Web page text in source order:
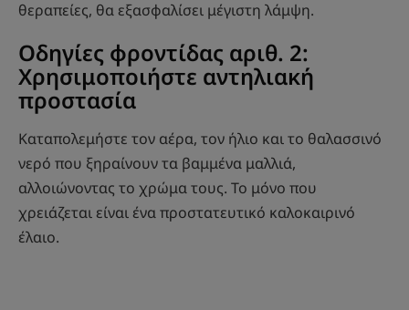
θεραπείες, θα εξασφαλίσει μέγιστη λάμψη.
Οδηγίες φροντίδας αριθ. 2:
Χρησιμοποιήστε αντηλιακή
προστασία
Καταπολεμήστε τον αέρα, τον ήλιο και το θαλασσινό
νερό που ξηραίνουν τα βαμμένα μαλλιά,
αλλοιώνοντας το χρώμα τους. Το μόνο που
χρειάζεται είναι ένα προστατευτικό καλοκαιρινό
έλαιο.